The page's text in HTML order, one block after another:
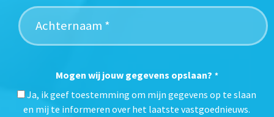
Mogen wij jouw gegevens opslaan? *
Ja, ik geef toestemming om mijn gegevens op te slaan
en mij te informeren over het laatste vastgoednieuws.